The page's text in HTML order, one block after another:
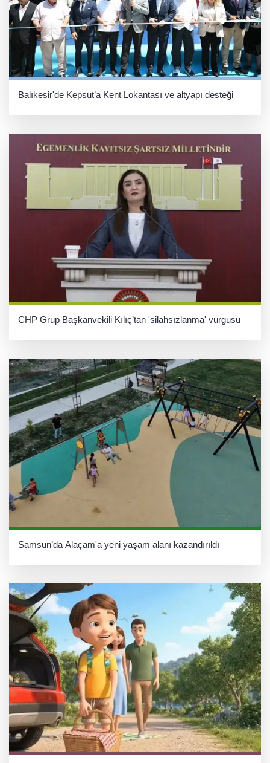
Balıkesir'de Kepsut’a Kent Lokantası ve altyapı desteği
CHP Grup Başkanvekili Kılıç’tan 'silahsızlanma' vurgusu
Samsun’da Alaçam'a yeni yaşam alanı kazandırıldı